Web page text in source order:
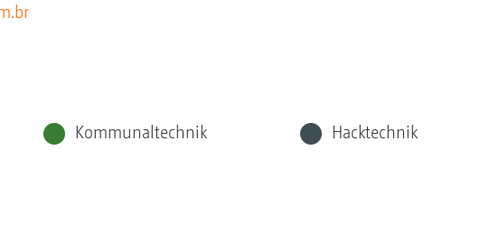
Kommunaltechnik Hacktechnik